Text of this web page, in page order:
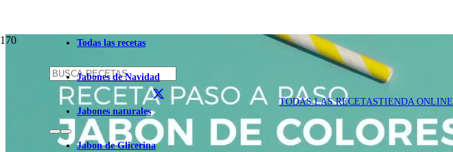
TODAS LAS RECETASTIENDA ONLINE
Todas las recetas
Jabones de Navidad
Jabones naturales
Jabon de Glicerina